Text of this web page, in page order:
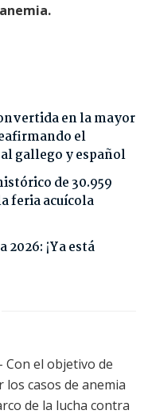
en la mayor
el
gallego y español
de 30.959
feria acuícola
2026: ¡Ya está
Con el objetivo de
casos de anemia
de la lucha contra